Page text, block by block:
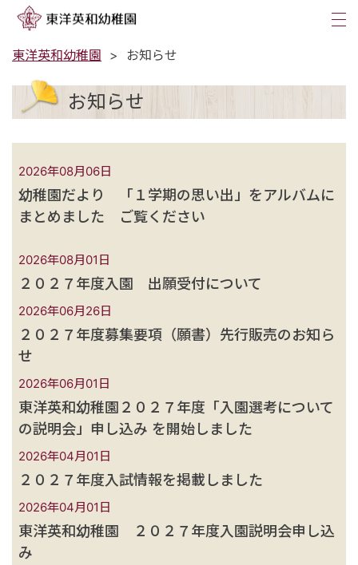
東洋英和幼稚園
お知らせ
お知らせ
2026年08月06日
幼稚園だより 「１学期の思い出」をアルバムに
まとめました ご覧ください
2026年08月01日
２０２７年度入園 出願受付について
2026年06月26日
２０２７年度募集要項（願書）先行販売のお知ら
せ
2026年06月01日
東洋英和幼稚園２０２７年度「入園選考について
の説明会」申し込み を開始しました
2026年04月01日
２０２７年度入試情報を掲載しました
2026年04月01日
東洋英和幼稚園 ２０２７年度入園説明会申し込
み